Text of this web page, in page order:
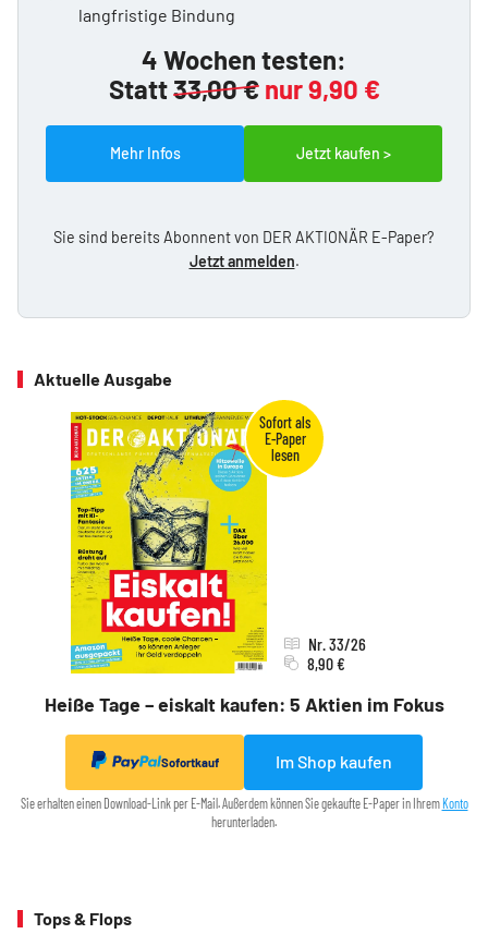
langfristige Bindung
4 Wochen testen:
Statt33,00 € nur 9,90 €
Mehr Infos Jetzt kaufen >
Sie sind bereits Abonnent von DER AKTIONÄR E-Paper?
Jetzt anmelden.
Aktuelle Ausgabe
Heiße Tage – eiskalt kaufen: 5 Aktien im Fokus
Nr. 33/26
8,90 €
Sofortkauf Im Shop kaufen
Sie erhalten einen Download-Link per E-Mail. Außerdem können Sie gekaufte E-Paper in IhremKonto
herunterladen.
Tops & Flops